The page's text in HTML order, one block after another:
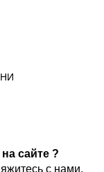
сайте ?
с нами,